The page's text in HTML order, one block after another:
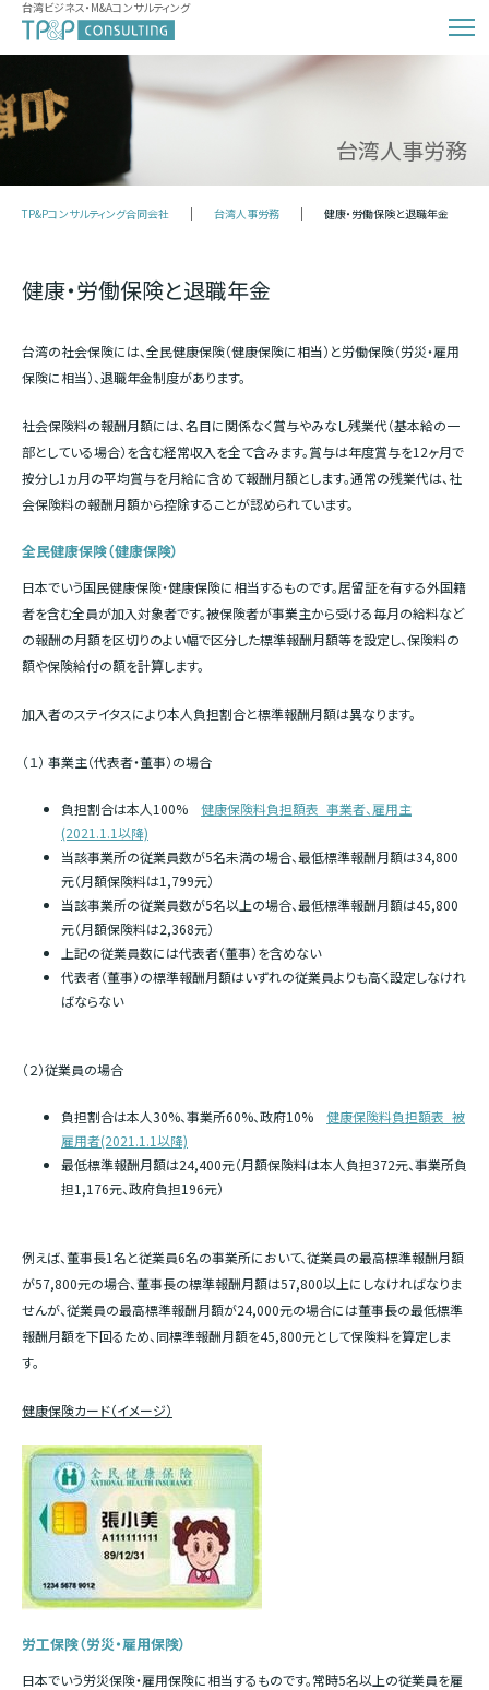
台湾ビジネス・M&Aコンサルティング
台湾人事労務
TP&Pコンサルティング合同会社 台湾人事労務 健康・労働保険と退職年金
健康・労働保険と退職年金
台湾の社会保険には、全民健康保険（健康保険に相当）と労働保険（労災・雇用
保険に相当）、退職年金制度があります。
社会保険料の報酬月額には、名目に関係なく賞与やみなし残業代（基本給の一
部としている場合）を含む経常収入を全て含みます。賞与は年度賞与を12ヶ月で
按分し1ヵ月の平均賞与を月給に含めて報酬月額とします。通常の残業代は、社
会保険料の報酬月額から控除することが認められています。
全民健康保険（健康保険）
日本でいう国民健康保険・健康保険に相当するものです。居留証を有する外国籍
者を含む全員が加入対象者です。被保険者が事業主から受ける毎月の給料など
の報酬の月額を区切りのよい幅で区分した標準報酬月額等を設定し、保険料の
額や保険給付の額を計算します。
加入者のステイタスにより本人負担割合と標準報酬月額は異なります。
（１） 事業主（代表者・董事）の場合
負担割合は本人100% 健康保険料負担額表_事業者、雇用主
(2021.1.1以降)
当該事業所の従業員数が5名未満の場合、最低標準報酬月額は34,800
元（月額保険料は1,799元）
当該事業所の従業員数が5名以上の場合、最低標準報酬月額は45,800
元（月額保険料は2,368元）
上記の従業員数には代表者（董事）を含めない
代表者（董事）の標準報酬月額はいずれの従業員よりも高く設定しなけれ
ばならない
（２）従業員の場合
負担割合は本人30%、事業所60%、政府10% 健康保険料負担額表_被
雇用者(2021.1.1以降)
最低標準報酬月額は24,400元（月額保険料は本人負担372元、事業所負
担1,176元、政府負担196元）
例えば、董事長1名と従業員6名の事業所において、従業員の最高標準報酬月額
が57,800元の場合、董事長の標準報酬月額は57,800以上にしなければなりま
せんが、従業員の最高標準報酬月額が24,000元の場合には董事長の最低標準
報酬月額を下回るため、同標準報酬月額を45,800元として保険料を算定しま
す。
健康保険カード（イメージ）
労工保険（労災・雇用保険）
日本でいう労災保険・雇用保険に相当するものです。常時5名以上の従業員を雇